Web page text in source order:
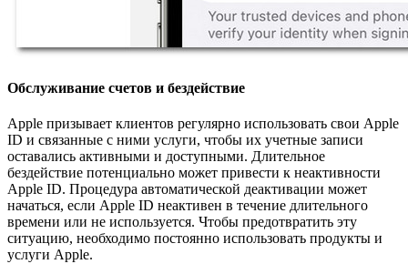
Обслуживание счетов и бездействие
Apple призывает клиентов регулярно использовать свои Apple
ID и связанные с ними услуги, чтобы их учетные записи
оставались активными и доступными. Длительное
бездействие потенциально может привести к неактивности
Apple ID. Процедура автоматической деактивации может
начаться, если Apple ID неактивен в течение длительного
времени или не используется. Чтобы предотвратить эту
ситуацию, необходимо постоянно использовать продукты и
услуги Apple.